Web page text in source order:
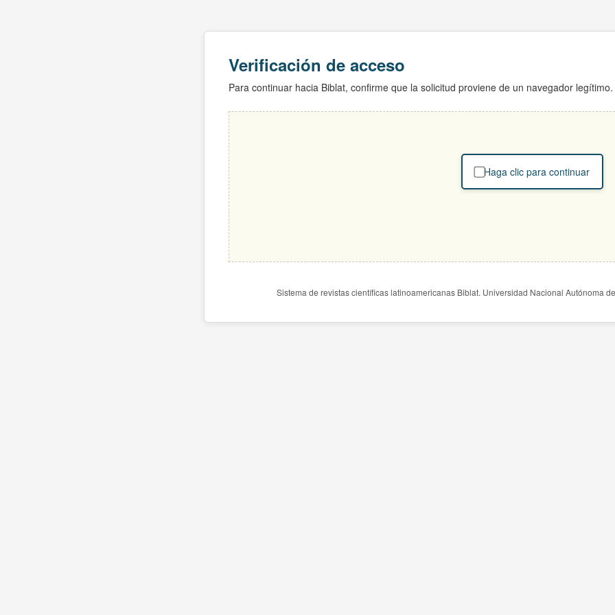
Verificación de acceso
Para continuar hacia Biblat, confirme que la solicitud proviene de un navegador legítimo.
Haga clic para continuar
Sistema de revistas científicas latinoamericanas Biblat. Universidad Nacional Autónoma